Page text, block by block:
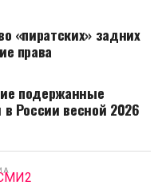
«пиратских» задних
права
подержанные
России весной 2026